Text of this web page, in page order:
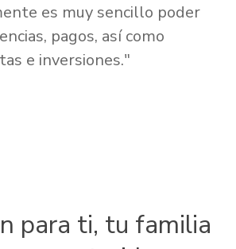
es muy sencillo poder
pagos, así como
e inversiones."
para ti, tu familia